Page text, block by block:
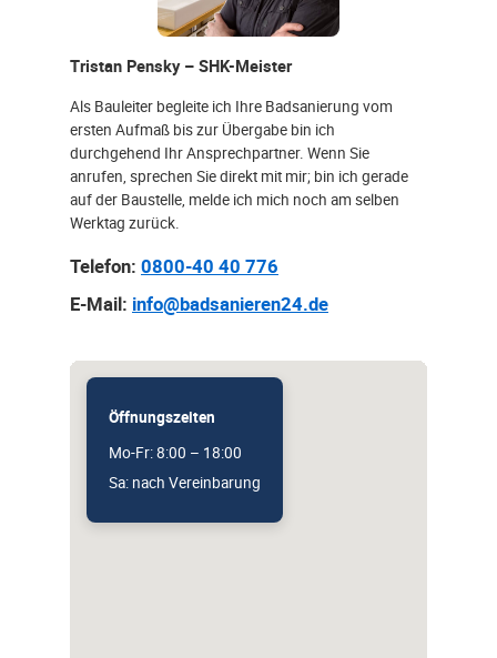
Tristan Pensky – SHK-Meister
Als Bauleiter begleite ich Ihre Badsanierung vom
ersten Aufmaß bis zur Übergabe bin ich
durchgehend Ihr Ansprechpartner. Wenn Sie
anrufen, sprechen Sie direkt mit mir; bin ich gerade
auf der Baustelle, melde ich mich noch am selben
Werktag zurück.
Telefon: 0800-40 40 776
E-Mail: info@badsanieren24.de
Öffnungszeiten
Mo-Fr: 8:00 – 18:00
Sa: nach Vereinbarung